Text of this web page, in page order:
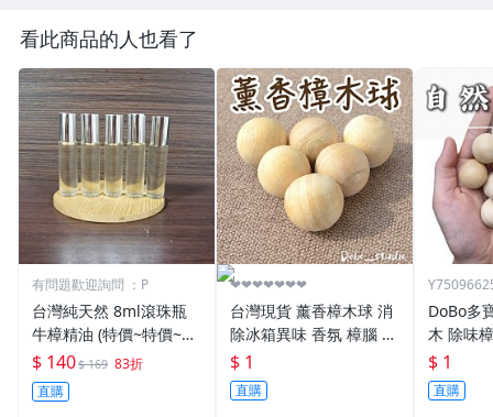
看此商品的人也看了
有問題歡迎詢問 ：P
台灣純天然 8ml滾珠瓶
牛樟精油 (特價~特價~特
價)（非紅檜、黃檜、肖
楠、崖柏、檜木盒、龍
柏）
$ 140$ 169 83折
直購
❤❤❤❤❤❤❤
台灣現貨 薰香樟木球 消
除冰箱異味 香氛 樟腦 樟
腦樟木球 枕頭除臭 防銀
魚 潔具清潔 衣櫥除臭 車
內除臭 抽屜防潮
$ 1
直購
DoBo多
木 除味
居家防
櫃 臥房
樟樹 香
$ 1
直購